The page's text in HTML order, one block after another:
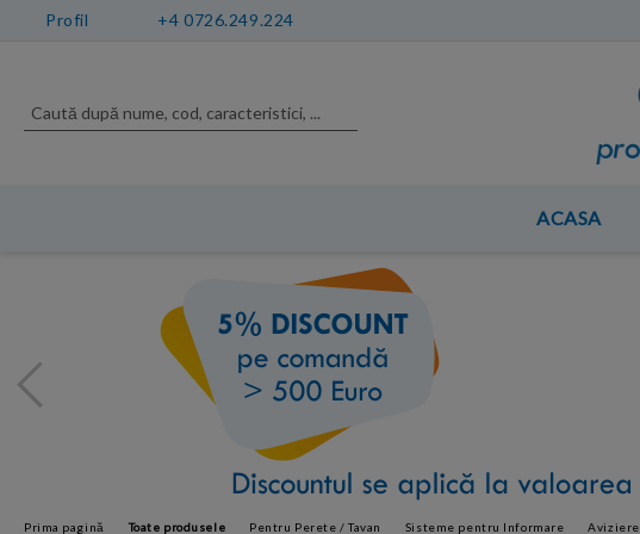
Profil +4 0726.249.224
ACASA
Prima pagină Toate produsele Pentru Perete / Tavan Sisteme pentru Informare Aviziere